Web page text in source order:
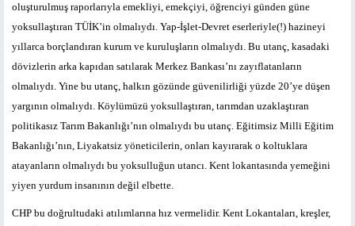
oluşturulmuş raporlarıyla emekliyi, emekçiyi, öğrenciyi günden güne
yoksullaştıran TÜİK’in olmalıydı. Yap-İşlet-Devret eserleriyle(!) hazineyi
yıllarca borçlandıran kurum ve kuruluşların olmalıydı. Bu utanç, kasadaki
dövizlerin arka kapıdan satılarak Merkez Bankası’nı zayıflatanların
olmalıydı. Yine bu utanç, halkın gözünde güvenilirliği yüzde 20’ye düşen
yargının olmalıydı. Köylümüzü yoksullaştıran, tarımdan uzaklaştıran
politikasız Tarım Bakanlığı’nın olmalıydı bu utanç. Eğitimsiz Milli Eğitim
Bakanlığı’nın, Liyakatsiz yöneticilerin, onları kayırarak o koltuklara
atayanların olmalıydı bu yoksulluğun utancı. Kent lokantasında yemeğini
yiyen yurdum insanının değil elbette.
CHP bu doğrultudaki atılımlarına hız vermelidir. Kent Lokantaları, kreşler,